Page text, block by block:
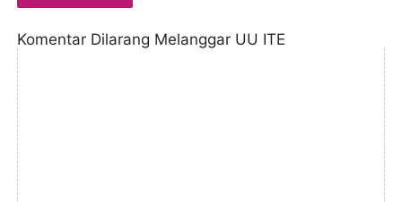
Komentar Dilarang Melanggar UU ITE